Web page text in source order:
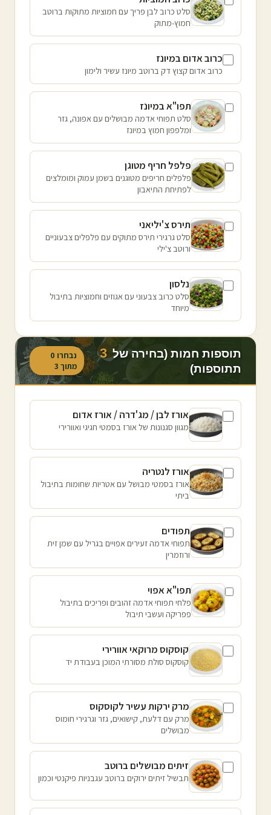
סלט כרוב לבן פריך עם חמוציות מתוקות ברוטב
חמוץ-מתוק
כרוב אדום במיונז
כרוב אדום קצוץ דק ברוטב מיונז עשיר ולימון
תפו"א במיונז
סלט תפוחי אדמה מבושלים עם אפונה, גזר
ומלפפון חמוץ במיונז
פלפל חריף מטוגן
פלפלים חריפים מטוגנים בשמן עמוק ומומלצים
לפתיחת התיאבון
תירס צ'יליאני
סלט גרגירי תירס מתוקים עם פלפלים צבעוניים
ורוטב צ'ילי
נלסון
סלט כרוב צבעוני עם אגוזים וחמוציות בתיבול
מיוחד
תוספות חמות (בחירה של 3
תתוספות)
נבחרו 0
מתוך 3
אורז לבן / מג'דרה / אורז אדום
מגוון סגנונות של אורז בסמטי חגיגי ואוורירי
אורז לנטריה
אורז בסמטי מבושל עם אטריות שחומות בתיבול
ביתי
תפודים
תפוחי אדמה זעירים אפויים בגריל עם שמן זית
ורוזמרין
תפו"א אפוי
פלחי תפוחי אדמה זהובים ופריכים בתיבול
פפריקה ועשבי תיבול
קוסקוס מרוקאי אוורירי
קוסקוס סולת מסורתי המוכן בעבודת יד
מרק ירקות עשיר לקוסקוס
מרק עם דלעת, קישואים, גזר וגרגירי חומוס
מבושלים
זיתים מבושלים ברוטב
תבשיל זיתים ירוקים ברוטב עגבניות פיקנטי וכמון